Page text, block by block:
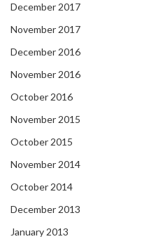
December 2017
November 2017
December 2016
November 2016
October 2016
November 2015
October 2015
November 2014
October 2014
December 2013
January 2013